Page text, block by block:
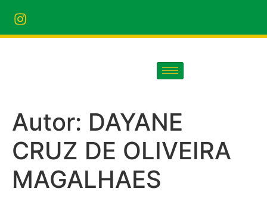
Autor: DAYANE
CRUZ DE OLIVEIRA
MAGALHAES